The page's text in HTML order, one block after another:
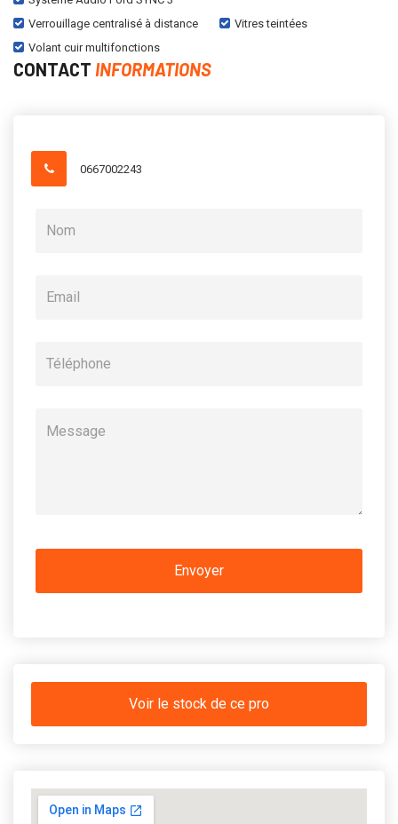
Verrouillage centralisé à distance
Vitres teintées
Volant cuir multifonctions
CONTACT INFORMATIONS
0667002243
Voir le stock de ce pro